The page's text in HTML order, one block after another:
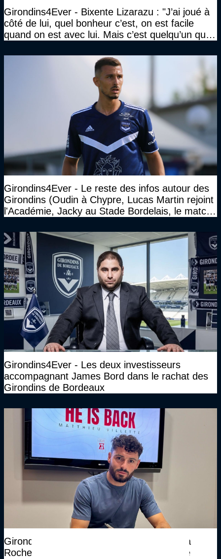
Girondins4Ever - Bixente Lizarazu : "J’ai joué à
côté de lui, quel bonheur c’est, on est facile
quand on est avec lui. Mais c’est quelqu’un qui
Girondins4Ever - Le reste des infos autour des
Girondins (Oudin à Chypre, Lucas Martin rejoint
l'Académie, Jacky au Stade Bordelais, le match
Girondins4Ever - Les deux investisseurs
accompagnant James Bord dans le rachat des
Girondins de Bordeaux
Girondins4Ever - La directeur sportif de La
Roche confirme que Matthieu Villette a été